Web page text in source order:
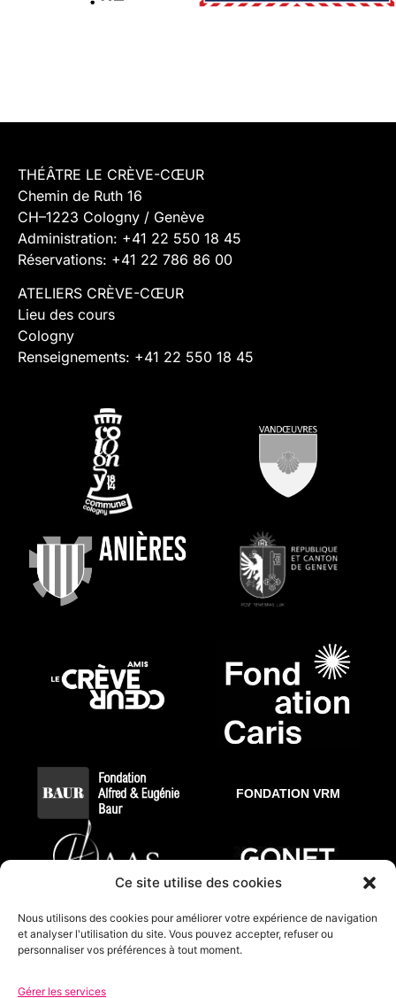
Ce site utilise des cookies
Nous utilisons des cookies pour améliorer votre expérience de navigation
et analyser l'utilisation du site. Vous pouvez accepter, refuser ou
personnaliser vos préférences à tout moment.
Gérer les services
FONDATION VRM
THÉÂTRE LE CRÈVE-CŒUR
Chemin de Ruth 16
CH–1223 Cologny / Genève
Administration: +41 22 550 18 45
Réservations: +41 22 786 86 00
ATELIERS CRÈVE-CŒUR
Lieu des cours
Cologny
Renseignements: +41 22 550 18 45